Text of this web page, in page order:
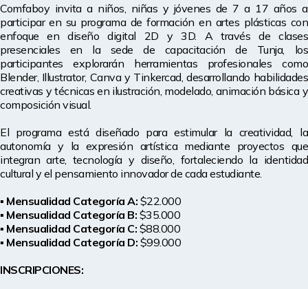
Comfaboy invita a niños, niñas y jóvenes de 7 a 17 años a
participar en su programa de formación en artes plásticas con
enfoque en diseño digital 2D y 3D. A través de clases
presenciales en la sede de capacitación de Tunja, los
participantes explorarán herramientas profesionales como
Blender, Illustrator, Canva y Tinkercad, desarrollando habilidades
creativas y técnicas en ilustración, modelado, animación básica y
composición visual.
El programa está diseñado para estimular la creatividad, la
autonomía y la expresión artística mediante proyectos que
integran arte, tecnología y diseño, fortaleciendo la identidad
cultural y el pensamiento innovador de cada estudiante.
▪️ Mensualidad Categoría A: $22.000
▪️ Mensualidad Categoría B: $35.000
▪️ Mensualidad Categoría C: $88.000
▪️ Mensualidad Categoría D: $99.000
INSCRIPCIONES: